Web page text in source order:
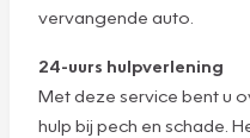
vervangende auto.
24-uurs hulpverlening
Met deze service bent u
hulp bij pech en schade.